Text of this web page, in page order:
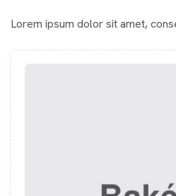
Lorem ipsum dolor sit amet,